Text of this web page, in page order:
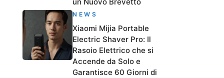
NEWS
Xiaomi Mijia Portable
Electric Shaver Pro: Il
Rasoio Elettrico che si
Accende da Solo e
Garantisce 60 Giorni di